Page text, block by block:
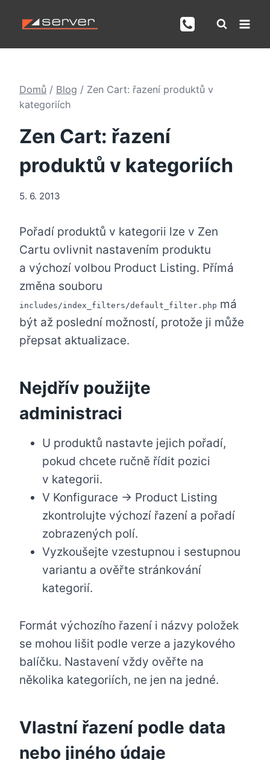
Domů / Blog / Zen Cart: řazení produktů v
kategoriích
Zen Cart: řazení
produktů v kategoriích
5. 6. 2013
Pořadí produktů v kategorii lze v Zen
Cartu ovlivnit nastavením produktu
a výchozí volbou Product Listing. Přímá
změna souboru
includes/index_filters/default_filter.php má
být až poslední možností, protože ji může
přepsat aktualizace.
Nejdřív použijte
administraci
U produktů nastavte jejich pořadí,
pokud chcete ručně řídit pozici
v kategorii.
V Konfigurace → Product Listing
zkontrolujte výchozí řazení a pořadí
zobrazených polí.
Vyzkoušejte vzestupnou i sestupnou
variantu a ověřte stránkování
kategorií.
Formát výchozího řazení i názvy položek
se mohou lišit podle verze a jazykového
balíčku. Nastavení vždy ověřte na
několika kategoriích, ne jen na jedné.
Vlastní řazení podle data
nebo jiného údaje